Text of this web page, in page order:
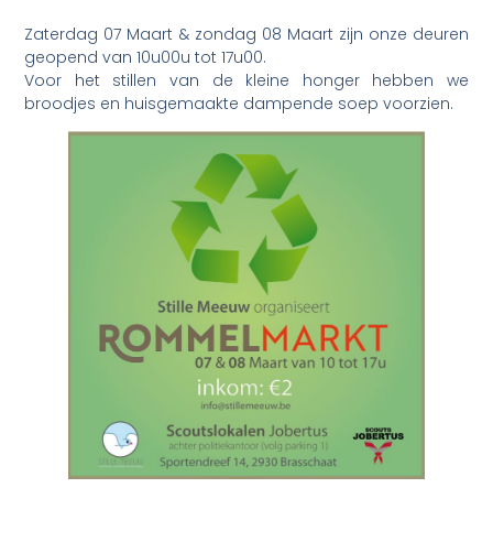
Zaterdag 07 Maart & zondag 08 Maart zijn onze deuren
geopend van 10u00u tot 17u00.
Voor het stillen van de kleine honger hebben we
broodjes en huisgemaakte dampende soep voorzien.